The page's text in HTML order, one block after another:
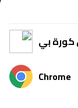
كورة بي
Chrome